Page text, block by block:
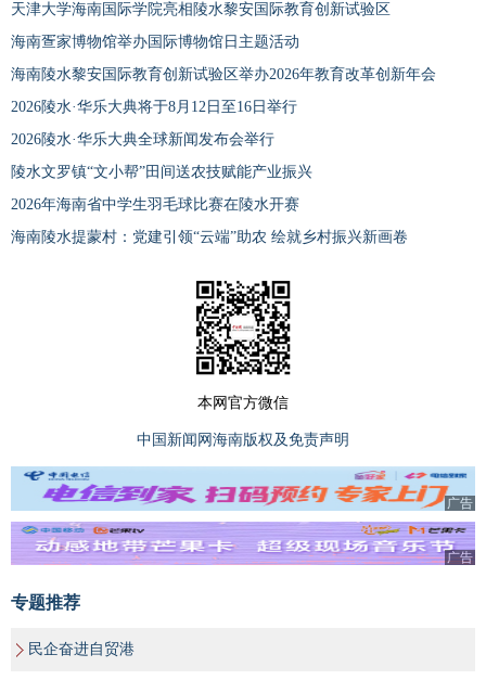
天津大学海南国际学院亮相陵水黎安国际教育创新试验区
海南疍家博物馆举办国际博物馆日主题活动
海南陵水黎安国际教育创新试验区举办2026年教育改革创新年会
2026陵水·华乐大典将于8月12日至16日举行
2026陵水·华乐大典全球新闻发布会举行
陵水文罗镇“文小帮”田间送农技赋能产业振兴
2026年海南省中学生羽毛球比赛在陵水开赛
海南陵水提蒙村：党建引领“云端”助农 绘就乡村振兴新画卷
本网官方微信
中国新闻网海南版权及免责声明
广告
广告
专题推荐
民企奋进自贸港